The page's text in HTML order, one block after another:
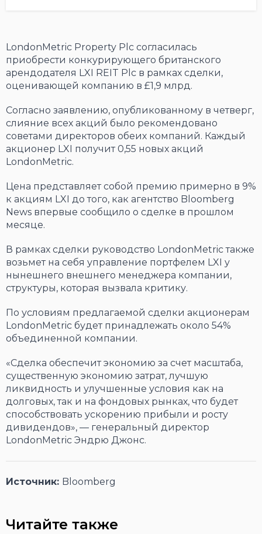
LondonMetric Property Plc согласилась
приобрести конкурирующего британского
арендодателя LXI REIT Plc в рамках сделки,
оценивающей компанию в £1,9 млрд.
Согласно заявлению, опубликованному в четверг,
слияние всех акций было рекомендовано
советами директоров обеих компаний. Каждый
акционер LXI получит 0,55 новых акций
LondonMetric.
Цена представляет собой премию примерно в 9%
к акциям LXI до того, как агентство Bloomberg
News впервые сообщило о сделке в прошлом
месяце.
В рамках сделки руководство LondonMetric также
возьмет на себя управление портфелем LXI у
нынешнего внешнего менеджера компании,
структуры, которая вызвала критику.
По условиям предлагаемой сделки акционерам
LondonMetric будет принадлежать около 54%
объединенной компании.
«Сделка обеспечит экономию за счет масштаба,
существенную экономию затрат, лучшую
ликвидность и улучшенные условия как на
долговых, так и на фондовых рынках, что будет
способствовать ускорению прибыли и росту
дивидендов», — генеральный директор
LondonMetric Эндрю Джонс.
Источник: Bloomberg
Читайте также